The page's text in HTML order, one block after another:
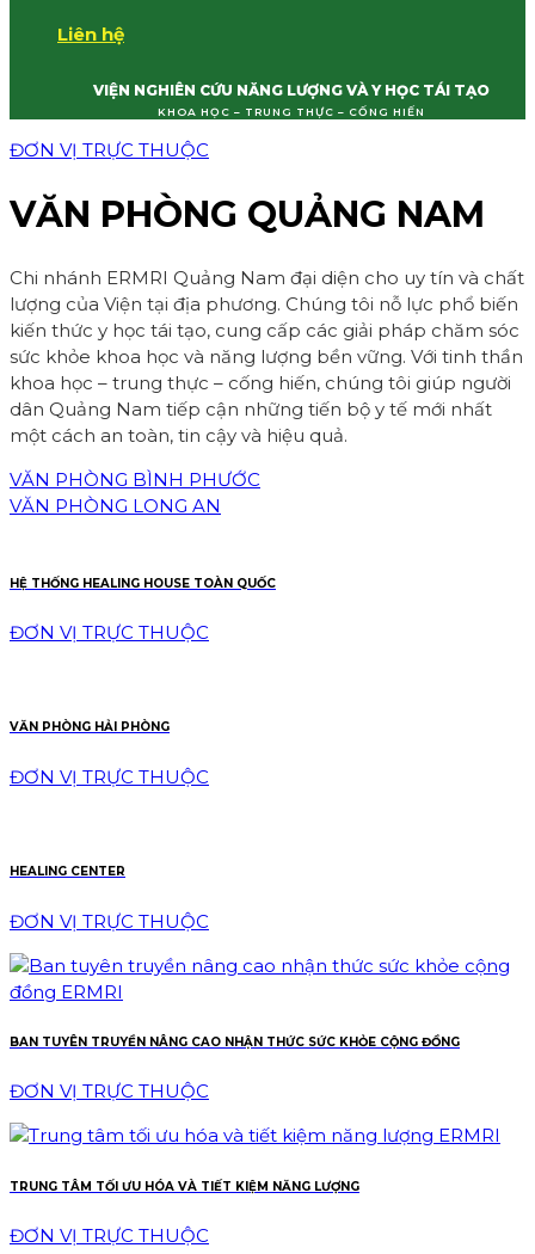
Liên hệ
VIỆN NGHIÊN CỨU NĂNG LƯỢNG VÀ Y HỌC TÁI TẠO
KHOA HỌC – TRUNG THỰC – CỐNG HIẾN
ĐƠN VỊ TRỰC THUỘC
VĂN PHÒNG QUẢNG NAM
Chi nhánh ERMRI Quảng Nam đại diện cho uy tín và chất
lượng của Viện tại địa phương. Chúng tôi nỗ lực phổ biến
kiến thức y học tái tạo, cung cấp các giải pháp chăm sóc
sức khỏe khoa học và năng lượng bền vững. Với tinh thần
khoa học – trung thực – cống hiến, chúng tôi giúp người
dân Quảng Nam tiếp cận những tiến bộ y tế mới nhất
một cách an toàn, tin cậy và hiệu quả.
VĂN PHÒNG BÌNH PHƯỚC
VĂN PHÒNG LONG AN
HỆ THỐNG HEALING HOUSE TOÀN QUỐC
ĐƠN VỊ TRỰC THUỘC
VĂN PHÒNG HẢI PHÒNG
ĐƠN VỊ TRỰC THUỘC
HEALING CENTER
ĐƠN VỊ TRỰC THUỘC
BAN TUYÊN TRUYỀN NÂNG CAO NHẬN THỨC SỨC KHỎE CỘNG ĐỒNG
ĐƠN VỊ TRỰC THUỘC
TRUNG TÂM TỐI ƯU HÓA VÀ TIẾT KIỆM NĂNG LƯỢNG
ĐƠN VỊ TRỰC THUỘC